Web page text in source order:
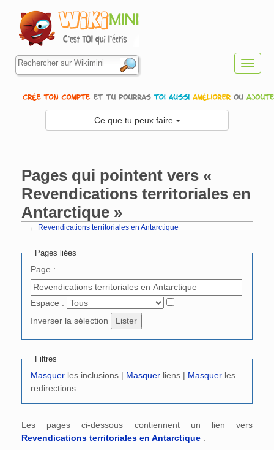
Ce que tu peux faire
Pages qui pointent vers «
Revendications territoriales en
Antarctique »
← Revendications territoriales en Antarctique
Pages liées
Page :
Espace :
Inverser la sélection
Filtres
Masquer les inclusions | Masquer liens | Masquer les
redirections
Les pages ci-dessous contiennent un lien vers
Revendications territoriales en Antarctique :